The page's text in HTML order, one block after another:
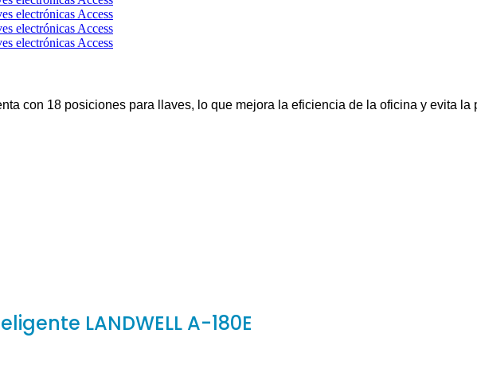
con 18 posiciones para llaves, lo que mejora la eficiencia de la oficina y evita
LANDWELL A-180E